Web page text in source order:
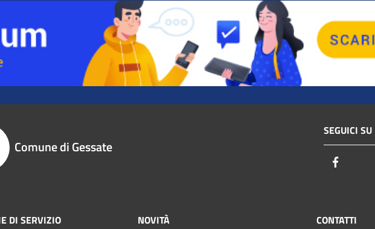
Comune di Gessate
SEGUICI SU
DI SERVIZIO NOVITÀ CONTATTI